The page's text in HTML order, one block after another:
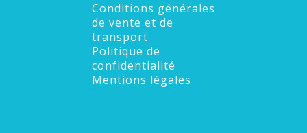
Conditions générales
de vente et de
transport
Politique de
confidentialité
Mentions légales